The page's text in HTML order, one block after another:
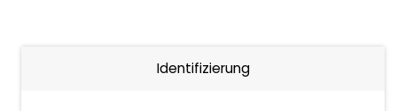
ProduktkatalogIdentifizierung